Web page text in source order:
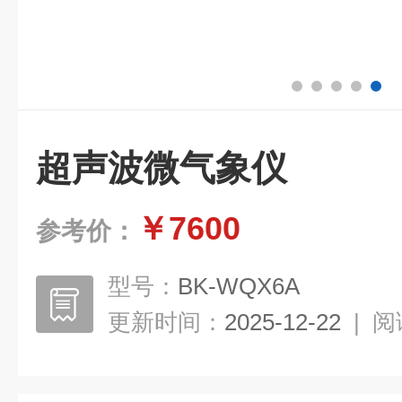
超声波微气象仪
参考价： ￥7600
型号： BK-WQX6A
更新时间： 2025-12-22 | 阅